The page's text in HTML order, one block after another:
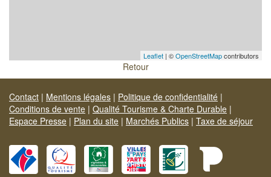
Leaflet | ©OpenStreetMapcontributors
Retour
Contact | Mentions légales | Politique de confidentialité |
Conditions de vente | Qualité Tourisme & Charte Durable |
Espace Presse | Plan du site | Marchés Publics | Taxe de séjour